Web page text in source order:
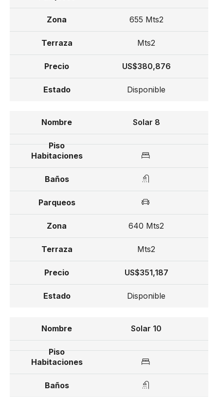
655 Mts2
Mts2
US$380,876
Disponible
Solar 8
640 Mts2
Mts2
US$351,187
Disponible
Solar 10